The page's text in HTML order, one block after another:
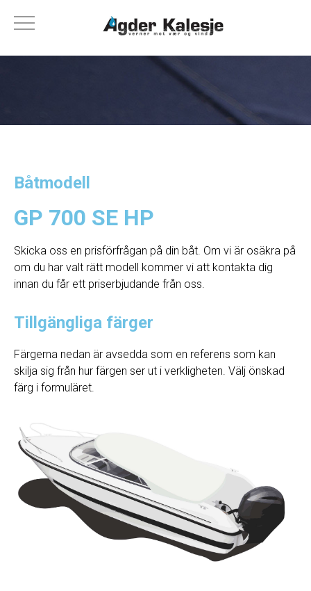
Båtmodell
GP 700 SE HP
Skicka oss en prisförfrågan på din båt. Om vi ​​är osäkra på
om du har valt rätt modell kommer vi att kontakta dig
innan du får ett priserbjudande från oss.
Tillgängliga färger
Färgerna nedan är avsedda som en referens som kan
skilja sig från hur färgen ser ut i verkligheten. Välj önskad
färg i formuläret.